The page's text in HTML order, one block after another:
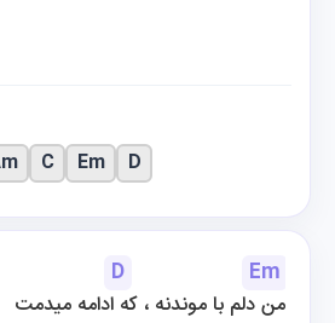
D
Em
من دلم با موندنه ، که ادامه میدمت
D
Em
C